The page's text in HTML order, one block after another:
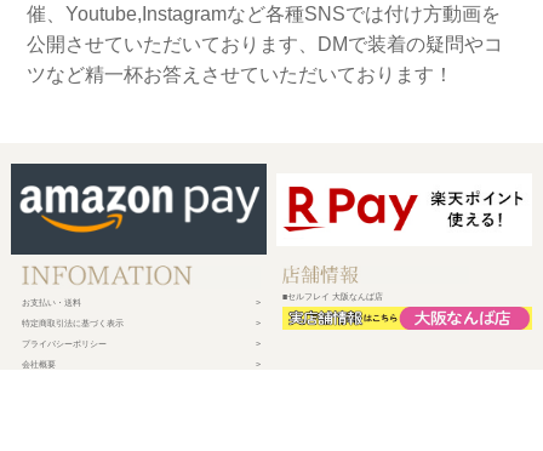
催、Youtube,Instagramなど各種SNSでは付け方動画を
公開させていただいております、DMで装着の疑問やコ
ツなど精一杯お答えさせていただいております！
お支払い・送料
特定商取引法に基づく表示
プライバシーポリシー
会社概要
■セルフレイ 大阪なんば店